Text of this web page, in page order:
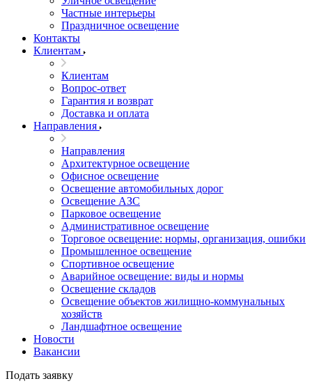
Частные интерьеры
Праздничное освещение
Контакты
Клиентам
Клиентам
Вопрос-ответ
Гарантия и возврат
Доставка и оплата
Направления
Направления
Архитектурное освещение
Офисное освещение
Освещение автомобильных дорог
Освещение АЗС
Парковое освещение
Административное освещение
Торговое освещение: нормы, организация, ошибки
Промышленное освещение
Спортивное освещение
Аварийное освещение: виды и нормы
Освещение складов
Освещение объектов жилищно-коммунальных
хозяйств
Ландшафтное освещение
Новости
Вакансии
Подать заявку